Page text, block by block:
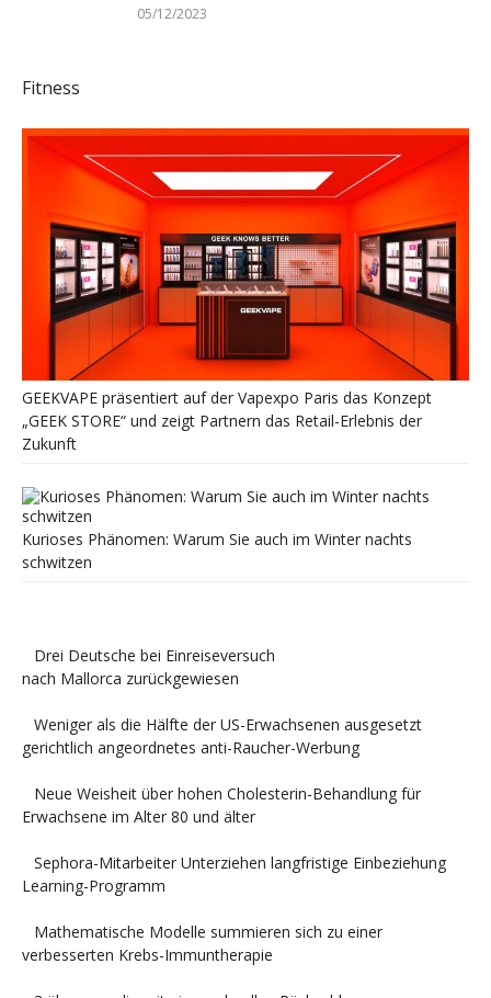
05/12/2023
Fitness
GEEKVAPE präsentiert auf der Vapexpo Paris das Konzept
„GEEK STORE“ und zeigt Partnern das Retail-Erlebnis der
Zukunft
Kurioses Phänomen: Warum Sie auch im Winter nachts
schwitzen
Drei Deutsche bei Einreiseversuch
nach Mallorca zurückgewiesen
Weniger als die Hälfte der US-Erwachsenen ausgesetzt
gerichtlich angeordnetes anti-Raucher-Werbung
Neue Weisheit über hohen Cholesterin-Behandlung für
Erwachsene im Alter 80 und älter
Sephora-Mitarbeiter Unterziehen langfristige Einbeziehung
Learning-Programm
Mathematische Modelle summieren sich zu einer
verbesserten Krebs-Immuntherapie